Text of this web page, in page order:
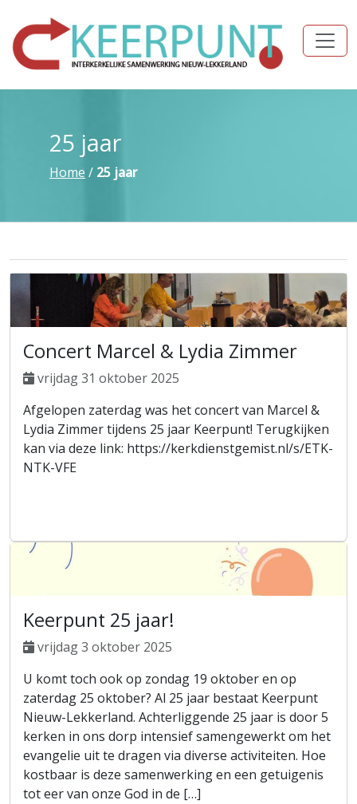
25 jaar
Home / 25 jaar
Concert Marcel & Lydia Zimmer
vrijdag 31 oktober 2025
Afgelopen zaterdag was het concert van Marcel &
Lydia Zimmer tijdens 25 jaar Keerpunt! Terugkijken
kan via deze link: https://kerkdienstgemist.nl/s/ETK-
NTK-VFE
Keerpunt 25 jaar!
vrijdag 3 oktober 2025
U komt toch ook op zondag 19 oktober en op
zaterdag 25 oktober? Al 25 jaar bestaat Keerpunt
Nieuw-Lekkerland. Achterliggende 25 jaar is door 5
kerken in ons dorp intensief samengewerkt om het
evangelie uit te dragen via diverse activiteiten. Hoe
kostbaar is deze samenwerking en een getuigenis
tot eer van onze God in de […]